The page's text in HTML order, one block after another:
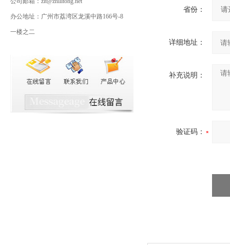
办公地址：广州市荔湾区龙溪中路166号-8
一楼之二
省份：
详细地址：
补充说明：
验证码：